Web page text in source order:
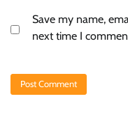
Save my name,
next time I